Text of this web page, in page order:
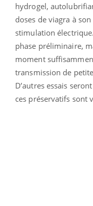
hydrogel,
doses de viagra à
stimulation
phase préliminaire,
moment
transmission de
D’autres essais
ces préservatifs sont